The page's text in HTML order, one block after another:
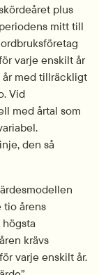
plus
mitt till
varje enskilt år
år med tillräckligt
Vid
med årtal som
den så
tio årens
krävs
varje enskilt år.